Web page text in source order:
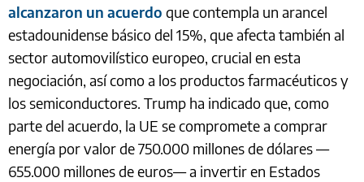
alcanzaron un acuerdo que contempla un arancel
estadounidense básico del 15%, que afecta también al
sector automovilístico europeo, crucial en esta
negociación, así como a los productos farmacéuticos y
los semiconductores. Trump ha indicado que, como
parte del acuerdo, la UE se compromete a comprar
energía por valor de 750.000 millones de dólares —
655.000 millones de euros— a invertir en Estados